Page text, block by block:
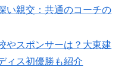
い親交：共通のコーチの
やスポンサーは？大東建
ィス初優勝も紹介